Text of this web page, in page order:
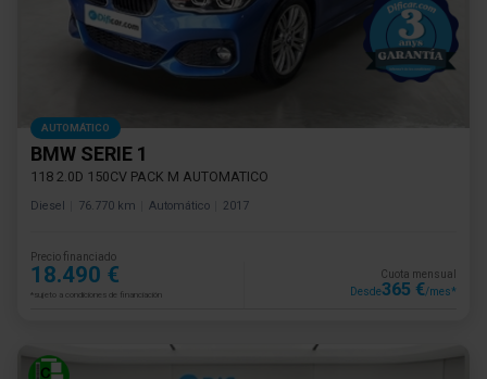
AUTOMÁTICO
BMW SERIE 1
118 2.0D 150CV PACK M AUTOMATICO
Diesel 76.770 km Automático 2017
Precio financiado
18.490 €
*sujeto a condiciones de financiación
Cuota mensual
Desde365 €/mes*